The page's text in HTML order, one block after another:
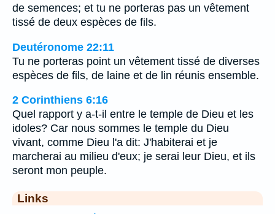
de semences; et tu ne porteras pas un vêtement
tissé de deux espèces de fils.
Deutéronome 22:11
Tu ne porteras point un vêtement tissé de diverses
espèces de fils, de laine et de lin réunis ensemble.
2 Corinthiens 6:16
Quel rapport y a-t-il entre le temple de Dieu et les
idoles? Car nous sommes le temple du Dieu
vivant, comme Dieu l'a dit: J'habiterai et je
marcherai au milieu d'eux; je serai leur Dieu, et ils
seront mon peuple.
Links